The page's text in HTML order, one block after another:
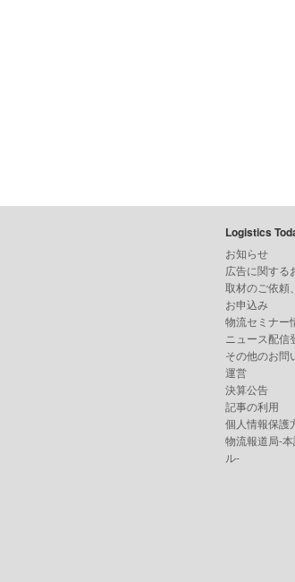
Logistics
お知らせ
広告に関する
取材のご依頼
お申込み
物流セミナー
ニュース配信
その他のお問
運営
決算公告
記事の利用
個人情報保護
物流報道局-
ル-